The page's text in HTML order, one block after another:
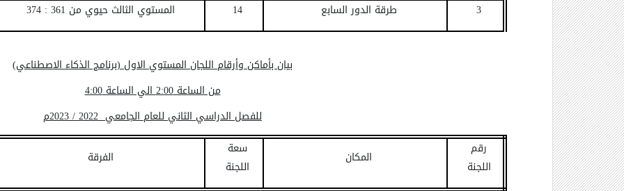
3
طرقة الدور السابع 14 المستوي الثالث حيوي من 361
: 374
بيان بأماكن وأرقام اللجان المستوي الاول (برنامج الذكاء الاصطناعي)
من الساعة 2:00 الي الساعة 4:00
للفصل الدراسي الثاني للعام الجامعي 2022 / 2023م
رقم
اللجنة
المكان
سعة
اللجنة
الفرقة